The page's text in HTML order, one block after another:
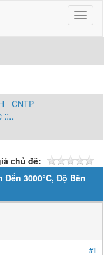
- CNTP
::..
chủ đề:
Đến 3000°C, Độ Bền
#1